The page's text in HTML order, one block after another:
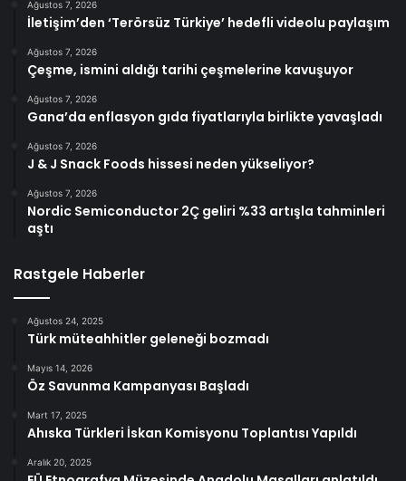
Ağustos 7, 2026
İletişim’den ‘Terörsüz Türkiye’ hedefli videolu paylaşım
Ağustos 7, 2026
Çeşme, ismini aldığı tarihi çeşmelerine kavuşuyor
Ağustos 7, 2026
Gana’da enflasyon gıda fiyatlarıyla birlikte yavaşladı
Ağustos 7, 2026
J & J Snack Foods hissesi neden yükseliyor?
Ağustos 7, 2026
Nordic Semiconductor 2Ç geliri %33 artışla tahminleri
aştı
Rastgele Haberler
Ağustos 24, 2025
Türk müteahhitler geleneği bozmadı
Mayıs 14, 2026
Öz Savunma Kampanyası Başladı
Mart 17, 2025
Ahıska Türkleri İskan Komisyonu Toplantısı Yapıldı
Aralık 20, 2025